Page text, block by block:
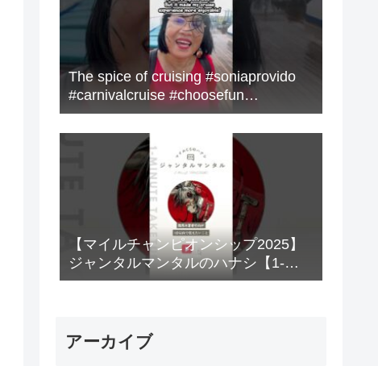
The spice of cruising #soniaprovido
#carnivalcruise #choosefun
#adventure #cruise #fun
【マイルチャンピオンシップ2025】
ジャンタルマンタルのハナシ【1-
MINUTE】#競馬
アーカイブ